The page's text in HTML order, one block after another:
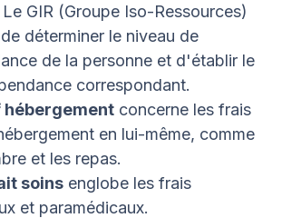
Le GIR (Groupe Iso-Ressources)
déterminer le niveau de
de la personne et d'établir le
correspondant.
hébergement concerne les frais
en lui-même, comme
et les repas.
soins englobe les frais
et paramédicaux.